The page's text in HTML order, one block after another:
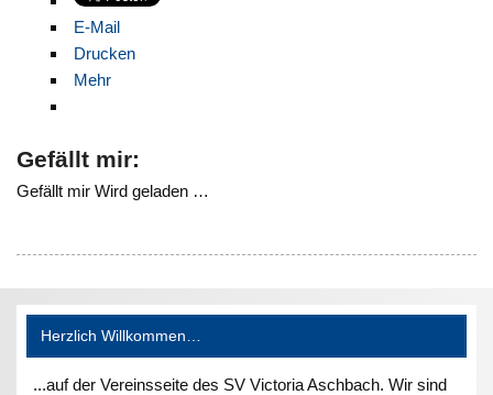
E-Mail
Drucken
Mehr
Gefällt mir:
Gefällt mir Wird geladen …
Herzlich Willkommen…
...auf der Vereinsseite des SV Victoria Aschbach. Wir sind